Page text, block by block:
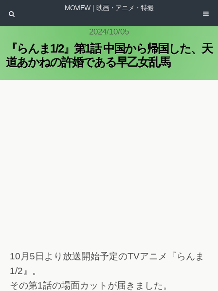
MOVIEW｜映画・アニメ・特撮
2024/10/05
『らんま1/2』第1話 中国から帰国した、天
道あかねの許婚である早乙女乱馬
10月5日より放送開始予定のTVアニメ『らんま
1/2』。
その第1話の場面カットが届きました。